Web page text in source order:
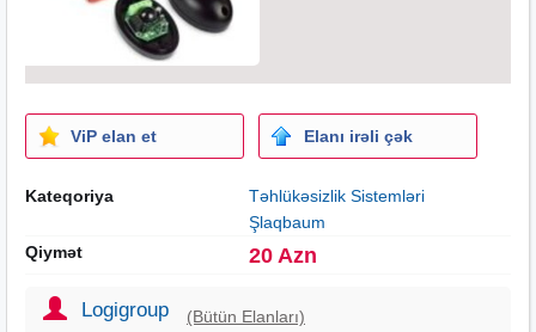
ViP elan et Elanı irəli çək
Kateqoriya
Təhlükəsizlik Sistemləri
Şlaqbaum
Qiymət
20 Azn
Logigroup (Bütün Elanları)